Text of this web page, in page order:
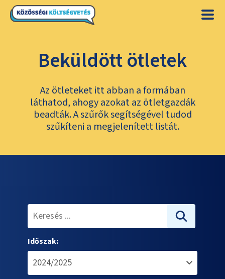
Beküldött ötletek
Az ötleteket itt abban a formában
láthatod, ahogy azokat az ötletgazdák
beadták. A szűrők segítségével tudod
szűkíteni a megjelenített listát.
Időszak: